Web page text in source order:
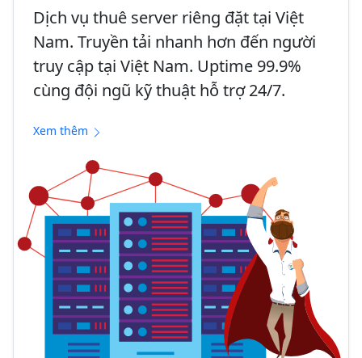
Dịch vụ thuê server riêng đặt tại Việt
Nam. Truyền tải nhanh hơn đến người
truy cập tại Việt Nam. Uptime 99.9%
cùng đội ngũ kỹ thuật hỗ trợ 24/7.
Xem thêm